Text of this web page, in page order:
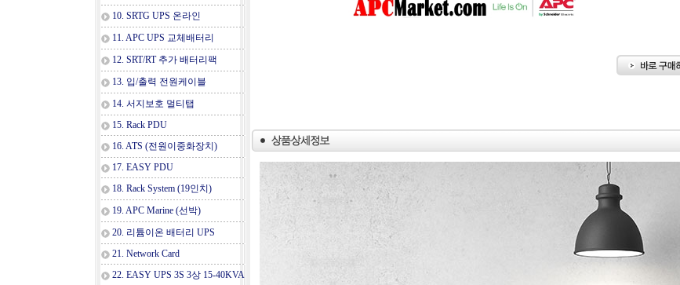
10. SRTG UPS 온라인
11. APC UPS 교체배터리
12. SRT/RT 추가 배터리팩
13. 입/출력 전원케이블
14. 서지보호 멀티탭
15. Rack PDU
16. ATS (전원이중화장치)
17. EASY PDU
18. Rack System (19인치)
19. APC Marine (선박)
20. 리튬이온 배터리 UPS
21. Network Card
22. EASY UPS 3S 3상 15-40KVA